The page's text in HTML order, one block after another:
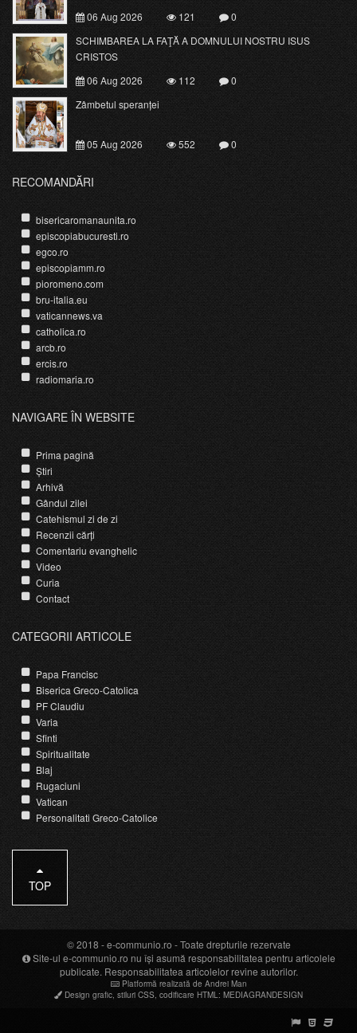
06 Aug 2026
121
0
SCHIMBAREA LA FAŢĂ A DOMNULUI NOSTRU ISUS
CRISTOS
06 Aug 2026
112
0
Zâmbetul speranței
05 Aug 2026 552 0
RECOMANDĂRI
bisericaromanaunita.ro
episcopiabucuresti.ro
egco.ro
episcopiamm.ro
pioromeno.com
bru-italia.eu
vaticannews.va
catholica.ro
arcb.ro
ercis.ro
radiomaria.ro
NAVIGARE ÎN WEBSITE
Prima pagină
Știri
Arhivă
Gândul zilei
Catehismul zi de zi
Recenzii cărți
Comentariu evanghelic
Video
Curia
Contact
CATEGORII ARTICOLE
Papa Francisc
Biserica Greco-Catolica
PF Claudiu
Varia
Sfinti
Spiritualitate
Blaj
Rugaciuni
Vatican
Personalitati Greco-Catolice
TOP
© 2018 -e-communio.ro - Toate drepturile rezervate
Site-ul e-communio.ro nu își asumă responsabilitatea pentru articolele
publicate. Responsabilitatea articolelor revine autorilor.
Platformă realizată de Andrei Man
Design grafic stiluri CSS codificare HTML : MEDIAGRANDESIGN